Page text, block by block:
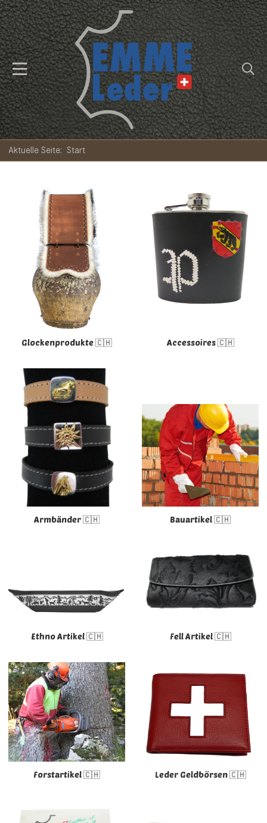
Aktuelle Seite: Start
Glockenprodukte 🇨🇭 Accessoires 🇨🇭
Armbänder 🇨🇭 Bauartikel 🇨🇭
Ethno Artikel 🇨🇭 Fell Artikel 🇨🇭
Forstartikel 🇨🇭 Leder Geldbörsen 🇨🇭